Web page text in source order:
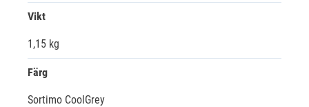
Vikt
1,15 kg
Färg
Sortimo CoolGrey